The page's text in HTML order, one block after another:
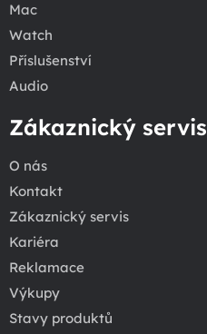
Mac
Watch
Příslušenství
Audio
Zákaznický servis
O nás
Kontakt
Zákaznický servis
Kariéra
Reklamace
Výkupy
Stavy produktů